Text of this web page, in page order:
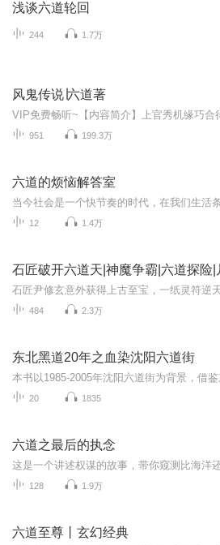
浅谈六道轮回
244 1.7万
风鬼传说∣六道著
951 199.3万
六道的烦恼解答室
12 1.4万
石匠破开六道天|神魔争霸|六道探险|
484 2.3万
东北黑道20年之血染沈阳六道街
20 1835
六道之最后的执念
128 1.9万
六道至尊丨玄幻经典